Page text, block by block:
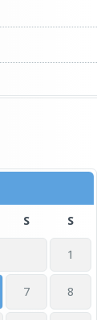
S S
1
7 8